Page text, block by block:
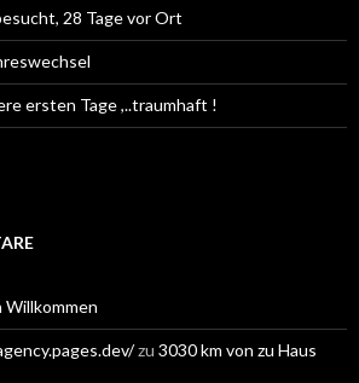
28 Tage vor Ort
ersten Tage ,..traumhaft !
Willkommen
zu 3030 km von zu Haus